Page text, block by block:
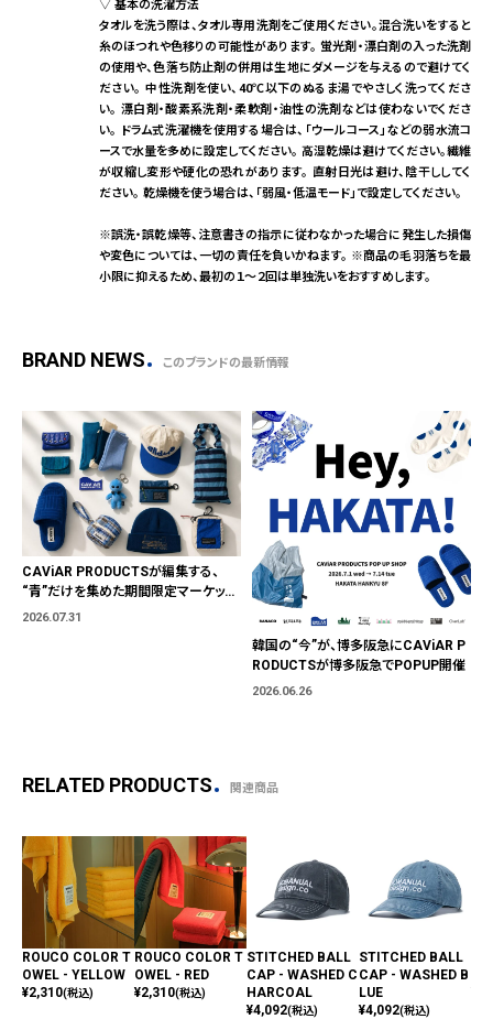
▽ 基本の洗濯方法
タオルを洗う際は、タオル専用洗剤をご使用ください。混合洗いをすると
糸のほつれや色移りの可能性があります。 蛍光剤・漂白剤の入った洗剤
の使用や、色落ち防止剤の併用は生地にダメージを与えるので避けてく
ださい。 中性洗剤を使い、40℃以下のぬるま湯でやさしく洗ってくださ
い。 漂白剤・酸素系洗剤・柔軟剤・油性の洗剤などは使わないでくださ
い。 ドラム式洗濯機を使用する場合は、「ウールコース」などの弱水流コ
ースで水量を多めに設定してください。 高湿乾燥は避けてください。繊維
が収縮し変形や硬化の恐れがあります。 直射日光は避け、陰干ししてく
ださい。 乾燥機を使う場合は、「弱風・低温モード」で設定してください。
※誤洗・誤乾燥等、注意書きの指示に従わなかった場合に発生した損傷
や変色については、一切の責任を負いかねます。 ※商品の毛羽落ちを最
小限に抑えるため、最初の１～２回は単独洗いをおすすめします。
BRAND NEWS このブランドの最新情報
CAViAR PRODUCTSが編集する、
“青”だけを集めた期間限定マーケット
「BLUE MARKET」が横浜に。ブランド
2026.07.31
韓国の“今”が、博多阪急にCAViAR P
RODUCTSが博多阪急でPOPUP開催
2026.06.26
RELATED PRODUCTS 関連商品
ROUCO COLOR T
OWEL - YELLOW
¥2,310(税込)
ROUCO COLOR T
OWEL - RED
¥2,310(税込)
STITCHED BALL
CAP - WASHED C
HARCOAL
¥4,092(税込)
STITCHED BALL
CAP - WASHED B
LUE
¥4,092(税込)